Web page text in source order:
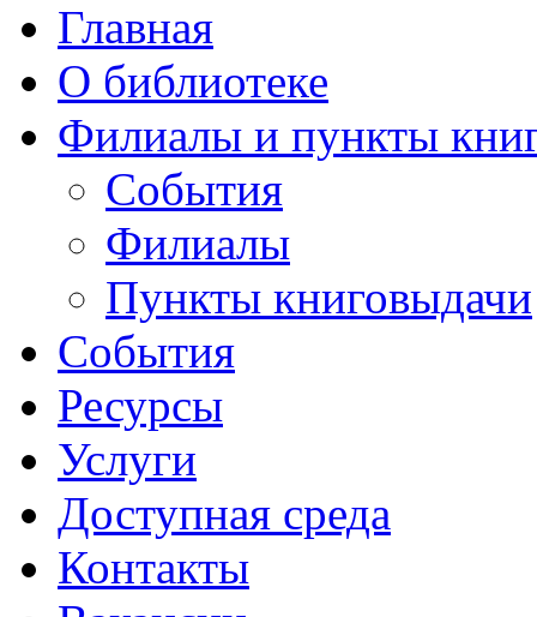
Главная
О библиотеке
Филиалы и пункты
События
Филиалы
Пункты книговыдачи
События
Ресурсы
Услуги
Доступная среда
Контакты